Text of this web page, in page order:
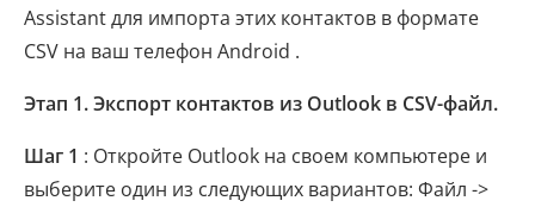
Assistant для импорта этих контактов в формате
CSV на ваш телефон Android .
Этап 1. Экспорт контактов из Outlook в CSV-файл.
Шаг 1 : Откройте Outlook на своем компьютере и
выберите один из следующих вариантов: Файл ->